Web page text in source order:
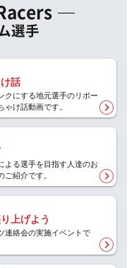
選手
話
クにする地元選手のリポー
ゃけ話動画です。
よる選手を目指す人達のお
紹介です。
上げよう
連絡会の実施イベントで